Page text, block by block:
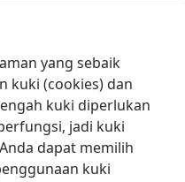
yang sebaik
kuki (cookies) dan
kuki diperlukan
jadi kuki
dapat memilih
kuki
Watchtower